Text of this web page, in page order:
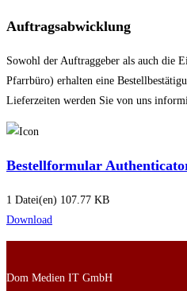
Auftragsabwicklung
Sowohl der Auftraggeber als auch die
Pfarrbüro) erhalten eine
Lieferzeiten werden Sie von uns
Bestellformular
1 Datei(en) 107.77 KB
Download
Dom Medien IT GmbH